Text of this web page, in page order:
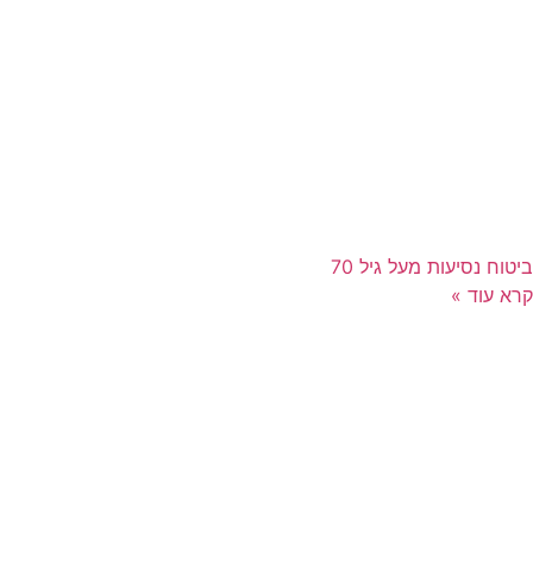
ביטוח נסיעות מעל גיל 70
קרא עוד »